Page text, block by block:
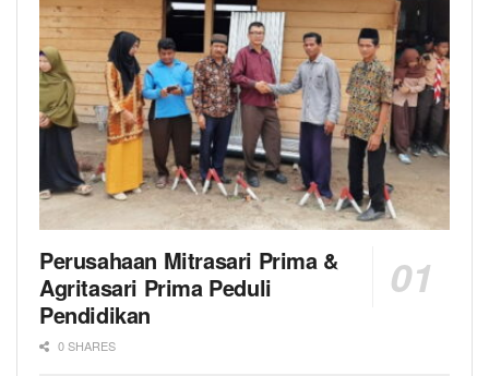
Perusahaan Mitrasari Prima &
Agritasari Prima Peduli
Pendidikan
0 SHARES